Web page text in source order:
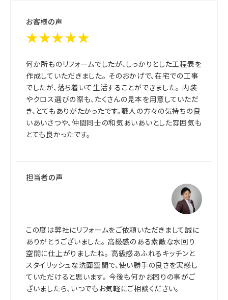
お客様の声
★★★★★
何か所ものリフォームでしたが、しっかりとした工程表を
作成していただきました。 そのおかげで、在宅での工事
でしたが、落ち着いて生活することができました。 内装
やクロス選びの際も、たくさんの見本を用意していただ
き、とてもありがたかったです。職人の方々の気持ちの良
いあいさつや、仲間同士の和気あいあいとした雰囲気も
とても良かったです。
担当者の声
この度は弊社にリフォームをご依頼いただきまして誠に
ありがとうございました。 高級感のある素敵な水回り
空間に仕上がりましたね。 高級感あふれるキッチンと
スタイリッシュな洗面空間で、使い勝手の良さを実感し
ていただけると思います。 今後も何かお困りの事がご
ざいましたら、いつでもお気軽にご相談ください。